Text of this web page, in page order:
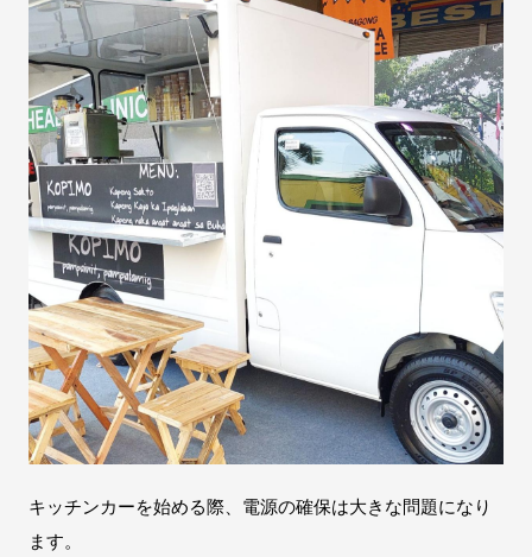
キッチンカーを始める際、電源の確保は大きな問題になり
ます。